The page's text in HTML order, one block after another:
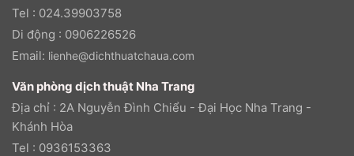
Tel : 024.39903758
Di động : 0906226526
Email: lienhe@dichthuatchaua.com
Văn phòng dịch thuật Nha Trang
Địa chỉ : 2A Nguyễn Đình Chiểu - Đại Học Nha Trang -
Khánh Hòa
Tel : 0936153363